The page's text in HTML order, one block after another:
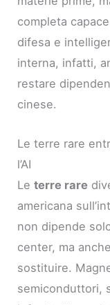
completa
difesa e
interna, infatti,
restare
cinese.
Le terre rare
l’AI
Leterre rare
americana
non dipende
center, ma
sostituire.
semiconduttori,